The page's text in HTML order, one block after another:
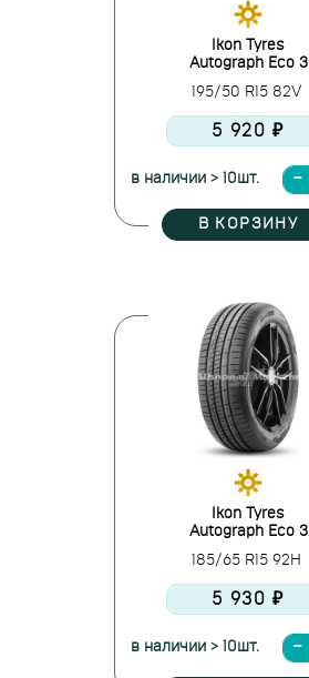
Ikon Tyres
Autograph Eco 3
195/50 R15 82V
5 920 ₽
в наличии > 10шт.
В КОРЗИНУ
Ikon Tyres
Autograph Eco 3
185/65 R15 92H
5 930 ₽
в наличии > 10шт.